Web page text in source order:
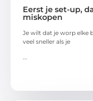
Eerst je set-up,
miskopen
Je wilt dat je worp elke
veel sneller als je
...